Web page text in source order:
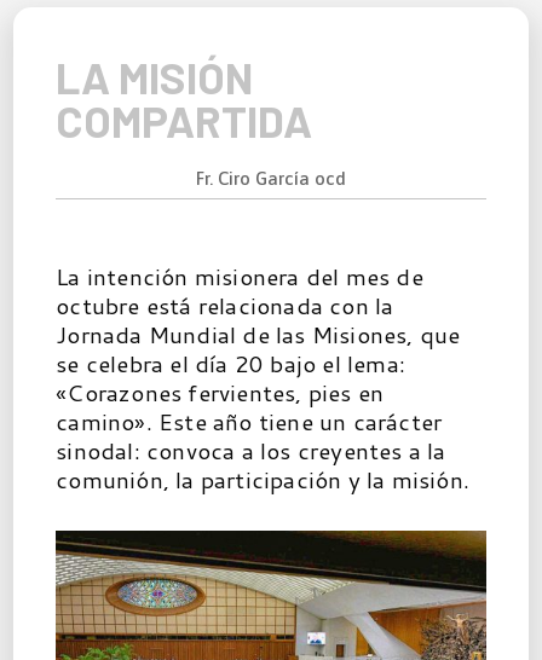
LA MISIÓN
COMPARTIDA
Fr. Ciro García ocd
La intención misionera del mes de
octubre está relacionada con la
Jornada Mundial de las Misiones, que
se celebra el día 20 bajo el lema:
«Corazones fervientes, pies en
camino». Este año tiene un carácter
sinodal: convoca a los creyentes a la
comunión, la participación y la misión.